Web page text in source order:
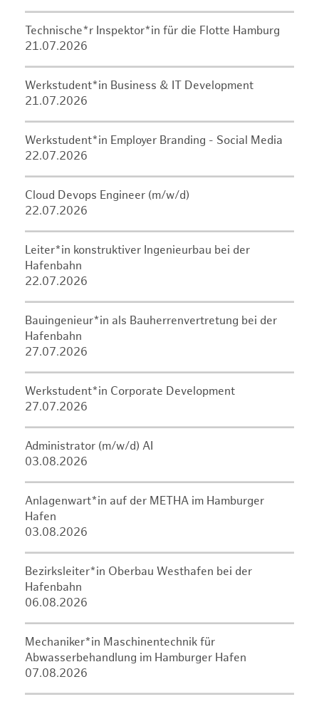
Technische*r Inspektor*in für die Flotte Hamburg
21.07.2026
Werkstudent*in Business & IT Development
21.07.2026
Werkstudent*in Employer Branding - Social Media
22.07.2026
Cloud Devops Engineer (m/w/d)
22.07.2026
Leiter*in konstruktiver Ingenieurbau bei der
Hafenbahn
22.07.2026
Bauingenieur*in als Bauherrenvertretung bei der
Hafenbahn
27.07.2026
Werkstudent*in Corporate Development
27.07.2026
Administrator (m/w/d) AI
03.08.2026
Anlagenwart*in auf der METHA im Hamburger
Hafen
03.08.2026
Bezirksleiter*in Oberbau Westhafen bei der
Hafenbahn
06.08.2026
Mechaniker*in Maschinentechnik für
Abwasserbehandlung im Hamburger Hafen
07.08.2026